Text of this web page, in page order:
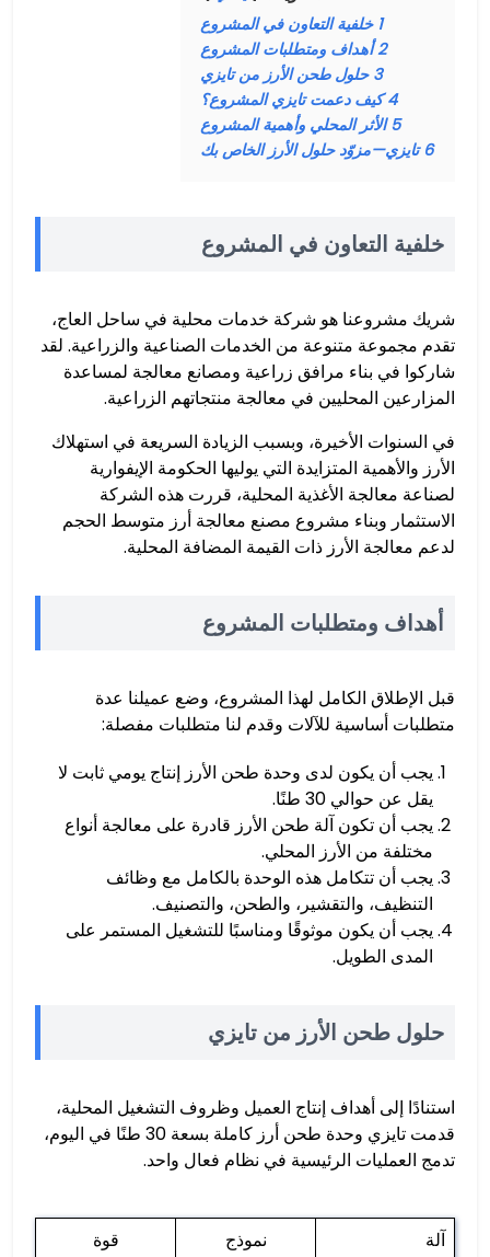
1 خلفية التعاون في المشروع
2 أهداف ومتطلبات المشروع
3 حلول طحن الأرز من تايزي
4 كيف دعمت تايزي المشروع؟
5 الأثر المحلي وأهمية المشروع
6 تايزي—مزوّد حلول الأرز الخاص بك
خلفية التعاون في المشروع
شريك مشروعنا هو شركة خدمات محلية في ساحل العاج،
تقدم مجموعة متنوعة من الخدمات الصناعية والزراعية. لقد
شاركوا في بناء مرافق زراعية ومصانع معالجة لمساعدة
المزارعين المحليين في معالجة منتجاتهم الزراعية.
في السنوات الأخيرة، وبسبب الزيادة السريعة في استهلاك
الأرز والأهمية المتزايدة التي يوليها الحكومة الإيفوارية
لصناعة معالجة الأغذية المحلية، قررت هذه الشركة
الاستثمار وبناء مشروع مصنع معالجة أرز متوسط الحجم
لدعم معالجة الأرز ذات القيمة المضافة المحلية.
أهداف ومتطلبات المشروع
قبل الإطلاق الكامل لهذا المشروع، وضع عميلنا عدة
متطلبات أساسية للآلات وقدم لنا متطلبات مفصلة:
يجب أن يكون لدى وحدة طحن الأرز إنتاج يومي ثابت لا
يقل عن حوالي 30 طنًا.
يجب أن تكون آلة طحن الأرز قادرة على معالجة أنواع
مختلفة من الأرز المحلي.
يجب أن تتكامل هذه الوحدة بالكامل مع وظائف
التنظيف، والتقشير، والطحن، والتصنيف.
يجب أن يكون موثوقًا ومناسبًا للتشغيل المستمر على
المدى الطويل.
حلول طحن الأرز من تايزي
استنادًا إلى أهداف إنتاج العميل وظروف التشغيل المحلية،
قدمت تايزي وحدة طحن أرز كاملة بسعة 30 طنًا في اليوم،
تدمج العمليات الرئيسية في نظام فعال واحد.
آلة نموذج
قوة